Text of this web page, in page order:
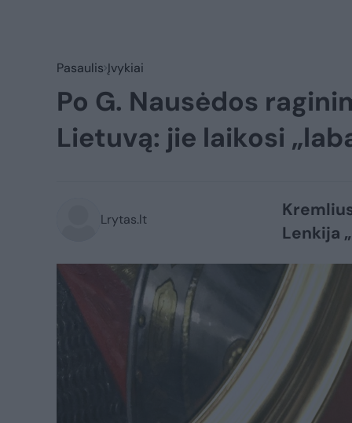
Pasaulis Įvykiai
Po G. Nausėdos
Lietuvą: jie laikosi
Lrytas.lt
Lenkija